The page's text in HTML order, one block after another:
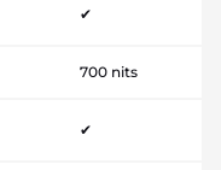
✔
700 nits
✔